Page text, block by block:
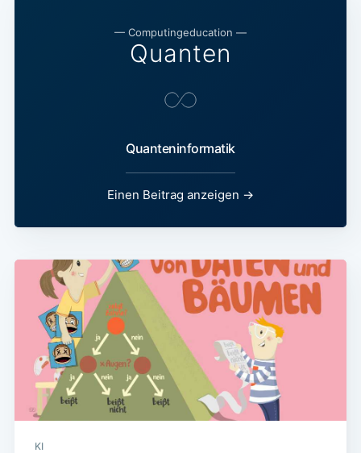
— Computingeducation —
Quanten
Quanteninformatik
Einen Beitrag anzeigen →
KI